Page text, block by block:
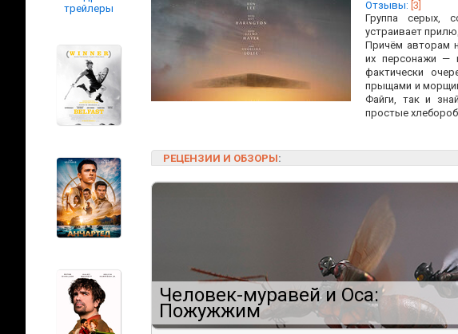
Отзывы: [3]
Группа серых,
устраивает
Причём авторам
их персонажи —
фактически
прыщами и
Файги, так и
простые
РЕЦЕНЗИИ И ОБЗОРЫ:
Человек-муравей и Оса:
Пожужжим
трейлеры